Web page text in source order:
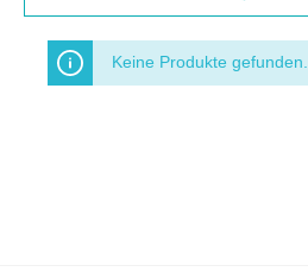
Keine Produkte gefunden.